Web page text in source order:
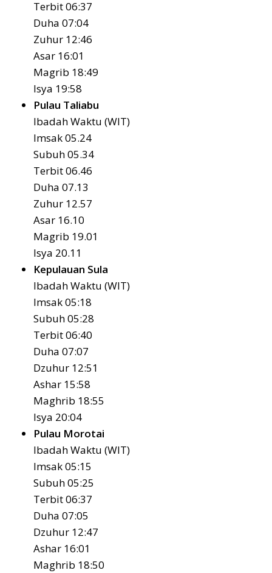
Terbit 06:37
Duha 07:04
Zuhur 12:46
Asar 16:01
Magrib 18:49
Isya 19:58
Pulau Taliabu
Ibadah Waktu (WIT)
Imsak 05.24
Subuh 05.34
Terbit 06.46
Duha 07.13
Zuhur 12.57
Asar 16.10
Magrib 19.01
Isya 20.11
Kepulauan Sula
Ibadah Waktu (WIT)
Imsak 05:18
Subuh 05:28
Terbit 06:40
Duha 07:07
Dzuhur 12:51
Ashar 15:58
Maghrib 18:55
Isya 20:04
Pulau Morotai
Ibadah Waktu (WIT)
Imsak 05:15
Subuh 05:25
Terbit 06:37
Duha 07:05
Dzuhur 12:47
Ashar 16:01
Maghrib 18:50